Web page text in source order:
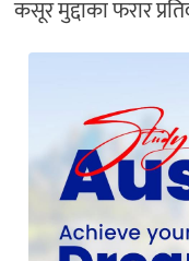
कसूर मुद्दाका फरार